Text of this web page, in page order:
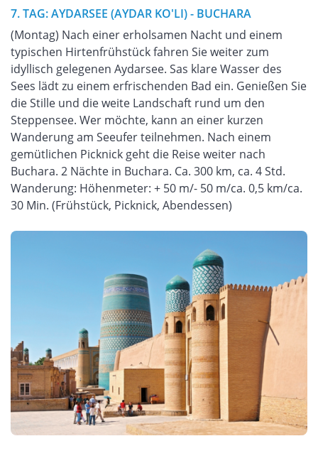
7. TAG: AYDARSEE (AYDAR KO'LI) - BUCHARA
(Montag) Nach einer erholsamen Nacht und einem
typischen Hirtenfrühstück fahren Sie weiter zum
idyllisch gelegenen Aydarsee. Sas klare Wasser des
Sees lädt zu einem erfrischenden Bad ein. Genießen Sie
die Stille und die weite Landschaft rund um den
Steppensee. Wer möchte, kann an einer kurzen
Wanderung am Seeufer teilnehmen. Nach einem
gemütlichen Picknick geht die Reise weiter nach
Buchara. 2 Nächte in Buchara. Ca. 300 km, ca. 4 Std.
Wanderung: Höhenmeter: + 50 m/- 50 m/ca. 0,5 km/ca.
30 Min. (Frühstück, Picknick, Abendessen)